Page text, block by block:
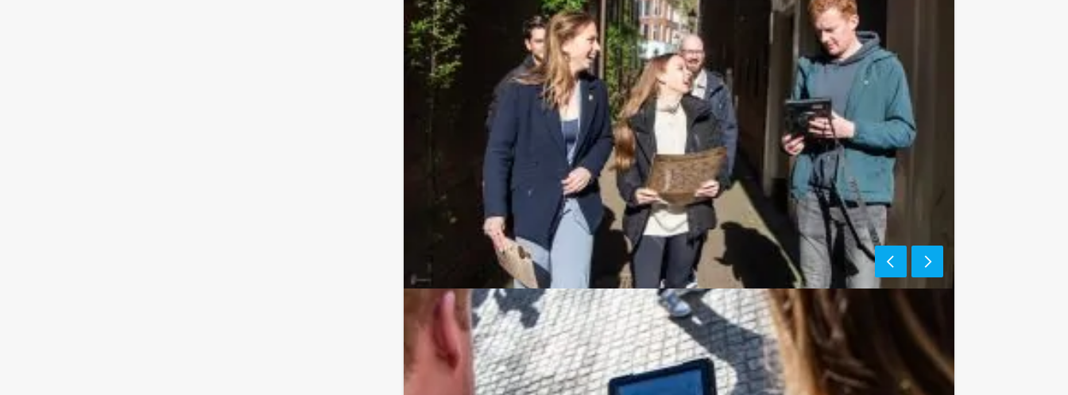
Handige Tip voor uw arrangement:
Niet telkens uw knip hoeven trekken om uw drankje af te rekenen? Voor € 13,50 per